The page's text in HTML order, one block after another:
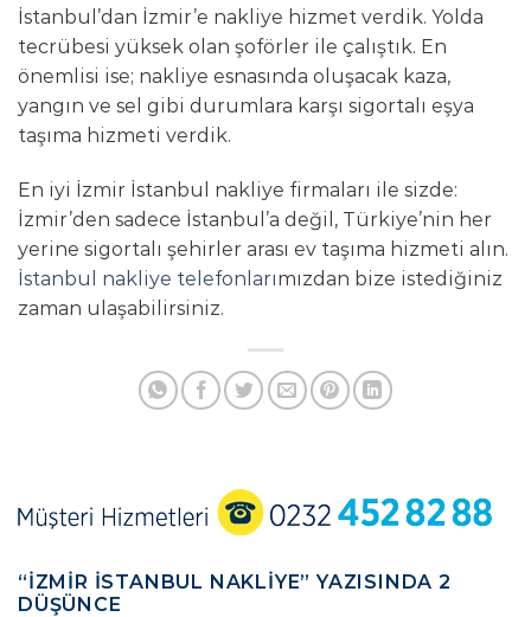
İstanbul’dan İzmir’e nakliye hizmet verdik. Yolda
tecrübesi yüksek olan şoförler ile çalıştık. En
önemlisi ise; nakliye esnasında oluşacak kaza,
yangın ve sel gibi durumlara karşı sigortalı eşya
taşıma hizmeti verdik.
En iyi İzmir İstanbul nakliye firmaları ile sizde:
İzmir’den sadece İstanbul’a değil, Türkiye’nin her
yerine sigortalı şehirler arası ev taşıma hizmeti alın.
İstanbul nakliye telefonlarımızdan bize istediğiniz
zaman ulaşabilirsiniz.
“İZMIR İSTANBUL NAKLIYE” YAZISINDA 2
DÜŞÜNCE